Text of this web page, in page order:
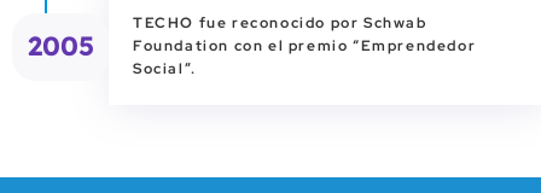
TECHO fue reconocido por Schwab
Foundation con el premio “Emprendedor
Social”.
2005